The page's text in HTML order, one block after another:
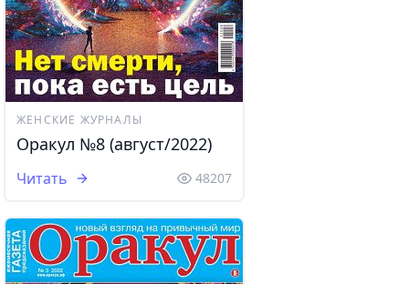
ЖЕНСКИЕ ЖУРНАЛЫ
Оракул №8 (август/2022)
Читать 48207